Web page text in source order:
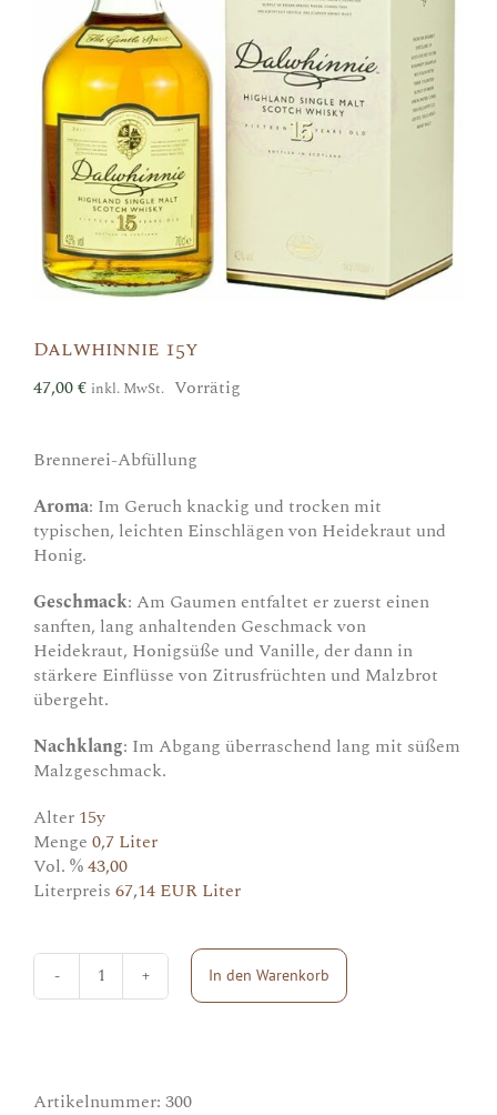
Dalwhinnie 15y
47,00€ inkl. MwSt. Vorrätig
Brennerei-Abfüllung
Aroma: Im Geruch knackig und trocken mit
typischen, leichten Einschlägen von Heidekraut und
Honig.
Geschmack: Am Gaumen entfaltet er zuerst einen
sanften, lang anhaltenden Geschmack von
Heidekraut, Honigsüße und Vanille, der dann in
stärkere Einflüsse von Zitrusfrüchten und Malzbrot
übergeht.
Nachklang: Im Abgang überraschend lang mit süßem
Malzgeschmack.
Alter 15y
Menge 0,7 Liter
Vol. %43,00
Literpreis 67,14 EUR Liter
Dalwhinnie
15y
In den Warenkorb
Artikelnummer: 300